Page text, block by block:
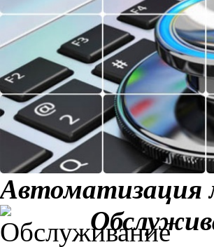
Автоматизация